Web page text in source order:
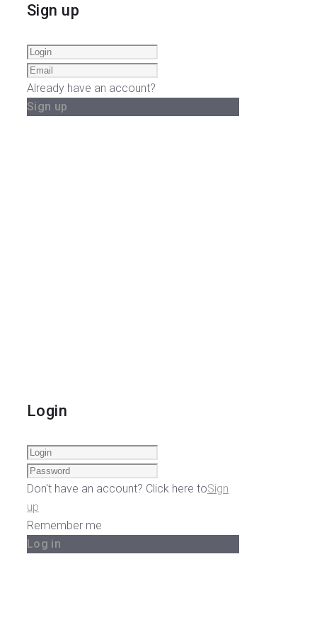
Sign up
Already have an account?
Sign up
Login
Don't have an account? Click here toSign
up
Remember me
Log in